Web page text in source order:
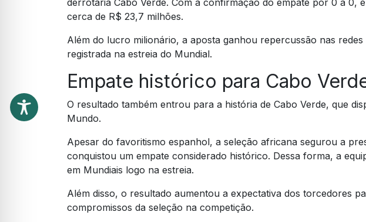
cerca de R$ 23,7 milhões.
Além do lucro milionário, a aposta ganhou repercussão nas
registrada na estreia do Mundial.
Empate histórico para Cabo
O resultado também entrou para a história de Cabo Verde, que
Mundo.
Apesar do favoritismo espanhol, a seleção africana segurou a
conquistou um empate considerado histórico. Dessa forma, a
em Mundiais logo na estreia.
Além disso, o resultado aumentou a expectativa dos torcedores
compromissos da seleção na competição.